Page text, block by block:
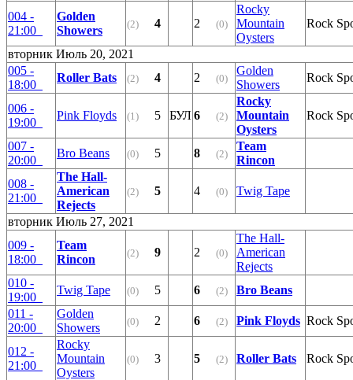
004 -
21:00
Golden
Showers
(2) 4 2 (0)
Rocky
Mountain
Oysters
Rock
вторник Июль 20, 2021
005 -
18:00
Roller Bats (2) 4 2 (0)
Golden
Showers
Rock
006 -
19:00
Pink Floyds (1) 5 БУЛ6 (2)
Rocky
Mountain
Oysters
Rock
007 -
20:00
Bro Beans (0) 5 8 (2)
Team
Rincon
008 -
21:00
The Hall-
American
Rejects
(2) 5 4 (0) Twig Tape
вторник Июль 27, 2021
009 -
18:00
Team
Rincon
(2) 9 2 (0)
The Hall-
American
Rejects
010 -
19:00
Twig Tape (0) 5 6 (2)
Bro Beans
011 -
20:00
Golden
Showers
(0) 2 6 (2) Pink Floyds Rock
012 -
21:00
Rocky
Mountain
Oysters
(0) 3 5 (2) Roller Bats Rock